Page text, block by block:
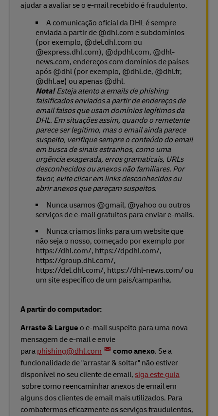
ajudar a avaliar se o e-mail recebido é fraudulento.
A comunicação oficial da DHL é sempre
enviada a partir de @dhl.com e subdomínios
(por exemplo, @del.dhl.com ou
@express.dhl.com), @dpdhl.com, @dhl-
news.com, endereços com domínios de países
após @dhl (por exemplo, @dhl.de, @dhl.fr,
@dhl.ae) ou apenas @dhl.
Nota!Esteja atento a emails de phishing
falsificados enviados a partir de endereços de
email falsos que usam domínios legítimos da
DHL. Em situações assim, quando o remetente
parece ser legítimo, mas o email ainda parece
suspeito, verifique sempre o conteúdo do email
em busca de sinais estranhos, como uma
urgência exagerada, erros gramaticais, URLs
desconhecidos ou anexos não familiares. Por
favor, evite clicar em links desconhecidos ou
abrir anexos que pareçam suspeitos.
Nunca usamos @gmail, @yahoo ou outros
serviços de e-mail gratuitos para enviar e-mails.
Nunca criamos links para um website que
não seja o nosso, começado por exemplo por
https://dhl.com/, https://dpdhl.com/,
https://group.dhl.com/,
https://del.dhl.com/, https://dhl-news.com/ ou
um site específico de um país/campanha.
A partir do computador:
Arraste & Largue o e-mail suspeito para uma nova
mensagem de e-mail e envie
para phishing@dhl.com como anexo. Se a
funcionalidade de "arrastar & soltar" não estiver
disponível no seu cliente de email, siga este guia
sobre como reencaminhar anexos de email em
alguns dos clientes de email mais utilizados. Para
combatermos eficazmente os serviços fraudulentos,